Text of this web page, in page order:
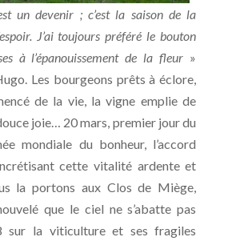
un devenir ; c’est la saison de la
J’ai toujours préféré le bouton
à l’épanouissement de la fleur »
Les bourgeons prêts à éclore,
de la vie, la vigne emplie de
joie… 20 mars, premier jour du
mondiale du bonheur, l’accord
cette vitalité ardente et
la portons aux Clos de Miège,
que le ciel ne s’abatte pas
sur la viticulture et ses fragiles